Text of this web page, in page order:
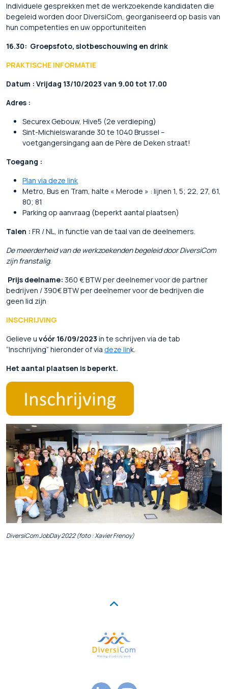
Individuele gesprekken met de werkzoekende kandidaten die
begeleid worden door DiversiCom, georganiseerd op basis van
hun competenties en uw opportuniteiten
16.30: Groepsfoto, slotbeschouwing en drink
PRAKTISCHE INFORMATIE
Datum : Vrijdag 13/10/2023 van 9.00 tot 17.00
Adres :
Securex Gebouw, Hive5 (2e verdieping)
Sint-Michielswarande 30 te 1040 Brussel –
voetgangersingang aan de Père de Deken straat!
Toegang :
Plan via deze link
Metro, Bus en Tram, halte « Merode » : lijnen 1, 5; 22, 27, 61,
80; 81
Parking op aanvraag (beperkt aantal plaatsen)
Talen : FR / NL, in functie van de taal van de deelnemers.
De meerderheid van de werkzoekenden begeleid door DiversiCom
zijn franstalig.
Prijs deelname: 360 € BTW per deelnemer voor de partner
bedrijven / 390€ BTW per deelnemer voor de bedrijven die
geen lid zijn
INSCHRIJVING
Gelieve u vóór 16/09/2023 in te schrijven via de tab
“Inschrijving” hieronder of via deze link.
Het aantal plaatsen is beperkt.
DiversiCom JobDay 2022 (foto : Xavier Frenoy)